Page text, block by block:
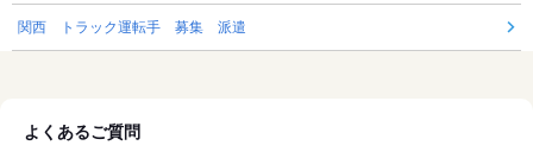
関西 トラック運転手 募集 派遣
よくあるご質問